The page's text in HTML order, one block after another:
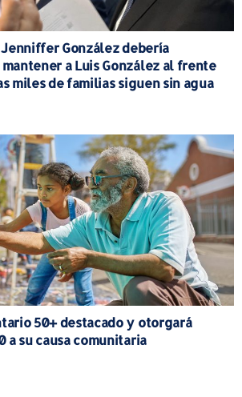
González debería
a Luis González al frente
miles de familias siguen sin agua
50+ destacado y otorgará
a su causa comunitaria